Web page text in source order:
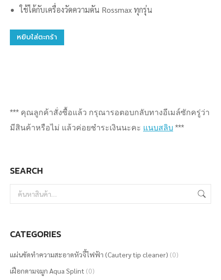
ใช้ได้กับเครื่องวัดความดัน Rossmax ทุกรุ่น
หยิบใส่ตะกร้า
*** คุณลูกค้าสั่งซื้อแล้ว กรุณารอตอบกลับทางอีเมล์ซักครู่ว่า
มีสินค้าหรือไม่ แล้วค่อยชำระเงินนะคะ แนบสลิบ ***
SEARCH
CATEGORIES
แผ่นขัดทำความสะอาดหัวจี้ไฟฟ้า (Cautery tip cleaner) (0)
เฝือกดามจมูก Aqua Splint (0)